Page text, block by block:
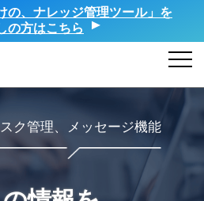
の、ナレッジ管理ツール」を
の方はこちら
ク管理、メッセージ機能